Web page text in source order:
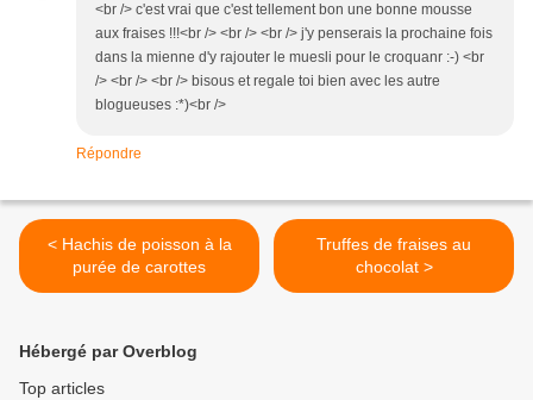
<br /> c'est vrai que c'est tellement bon une bonne mousse
aux fraises !!!<br /> <br /> <br /> j'y penserais la prochaine fois
dans la mienne d'y rajouter le muesli pour le croquanr :-) <br
/> <br /> <br /> bisous et regale toi bien avec les autre
blogueuses :*)<br />
Répondre
< Hachis de poisson à la
purée de carottes
Truffes de fraises au
chocolat >
Hébergé par Overblog
Top articles